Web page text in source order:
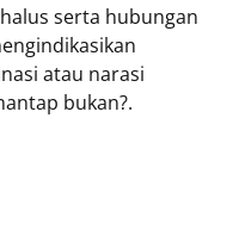
serta hubungan
atau narasi
bukan?.